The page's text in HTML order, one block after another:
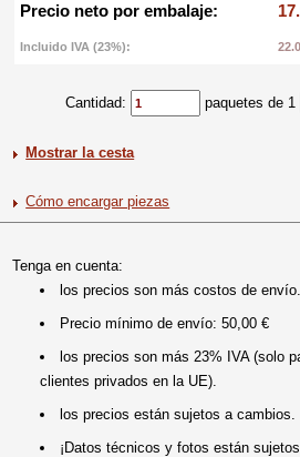
Precio neto por embalaje:
Incluido IVA (23%):
Cantidad: paquetes de 1
Mostrar la cesta
Cómo encargar piezas
Tenga en cuenta:
los precios son más costos de envío.
Precio mínimo de envío: 50,00 €
los precios son más 23% IVA (solo
clientes privados en la UE).
los precios están sujetos a cambios.
¡Datos técnicos y fotos están